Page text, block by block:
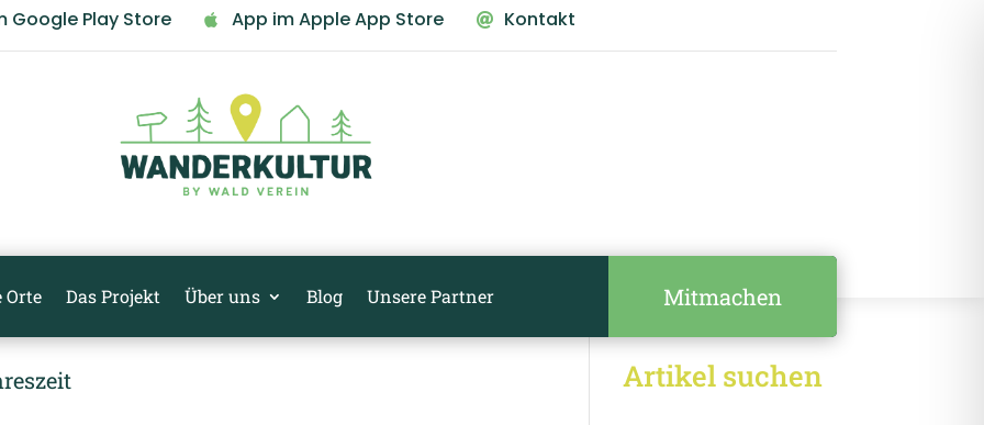
Google Play Store  App im Apple App Store  Kontakt
Orte Das Projekt Über uns Blog Unsere Partner Mitmachen
Artikel suchen